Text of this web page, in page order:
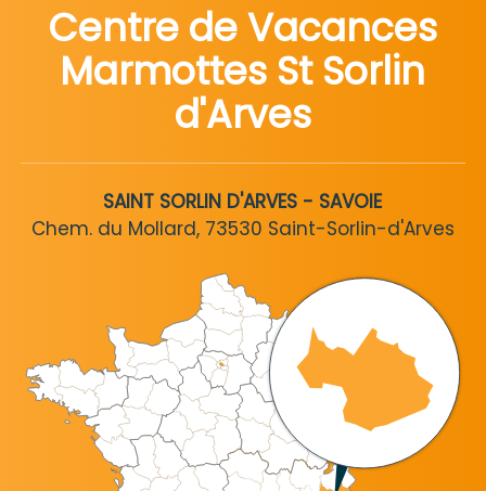
Centre de Vacances
Marmottes St Sorlin
d'Arves
SAINT SORLIN D'ARVES - SAVOIE
Chem. du Mollard, 73530 Saint-Sorlin-d'Arves